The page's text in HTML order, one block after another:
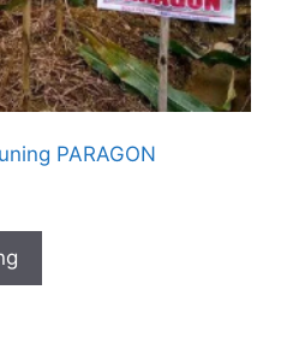
PARAGON